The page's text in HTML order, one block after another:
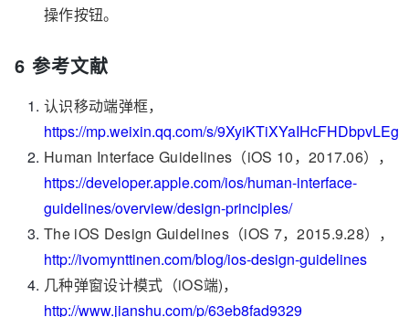
操作按钮。
6 参考文献
认识移动端弹框，
https://mp.weixin.qq.com/s/9XyiKTiXYaIHcFHDbpvLEg
Human Interface Guidelines（iOS 10，2017.06），
https://developer.apple.com/ios/human-interface-
guidelines/overview/design-principles/
The iOS Design Guidelines（iOS 7，2015.9.28），
http://ivomynttinen.com/blog/ios-design-guidelines
几种弹窗设计模式（iOS端)，
http://www.jianshu.com/p/63eb8fad9329